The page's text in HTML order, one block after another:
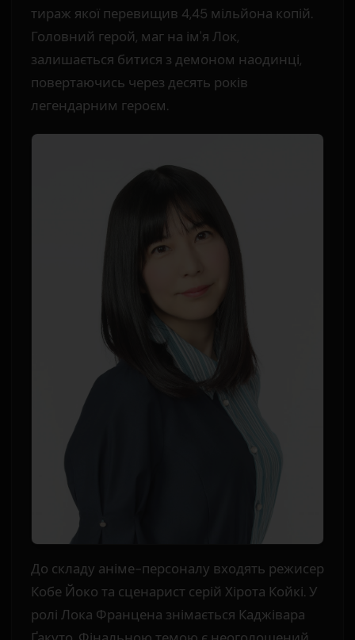
тираж якої перевищив 4,45 мільйона копій.
Головний герой, маг на ім'я Лок,
залишається битися з демоном наодинці,
повертаючись через десять років
легендарним героєм.
До складу аніме-персоналу входять режисер
Кобе Йоко та сценарист серій Хірота Койкі. У
ролі Лока Францена знімається Каджівара